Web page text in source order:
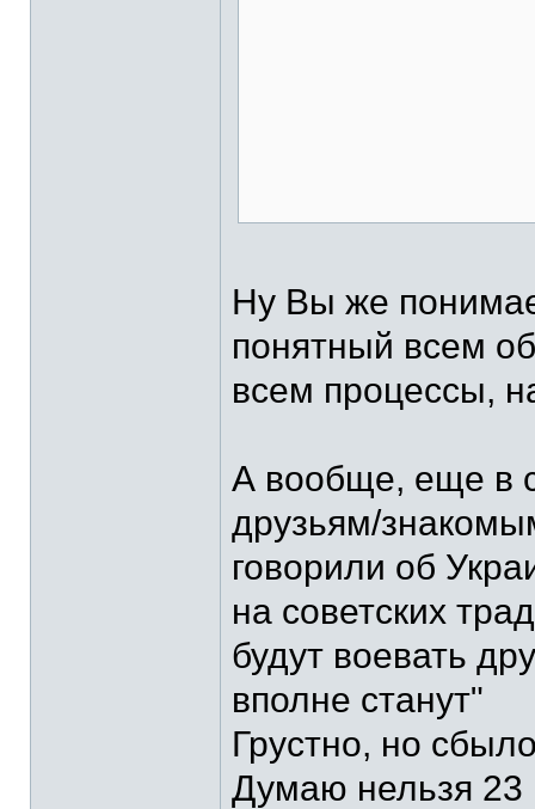
Ну Вы же
понятный всем
всем процессы,
А вообще, еще в
друзьям/
говорили об
на советских
будут воевать
вполне станут"
Грустно, но
Думаю нельзя 23